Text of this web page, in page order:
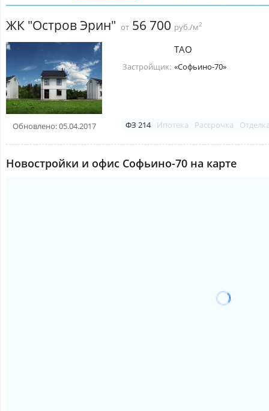
ЖК "Остров Эрин" от 56 700 руб./м2
Обновлено: 05.04.2017
ТАО
Застройщик: «Софьино-70»
ФЗ 214 Ипотека Рассрочка
Новостройки и офис Софьино-70 на карте